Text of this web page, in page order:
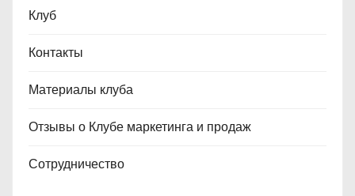
Клуб
Контакты
Материалы клуба
Отзывы о Клубе маркетинга и продаж
Сотрудничество